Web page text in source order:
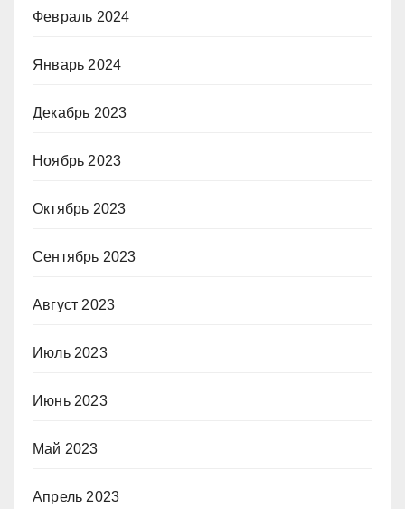
Февраль 2024
Январь 2024
Декабрь 2023
Ноябрь 2023
Октябрь 2023
Сентябрь 2023
Август 2023
Июль 2023
Июнь 2023
Май 2023
Апрель 2023